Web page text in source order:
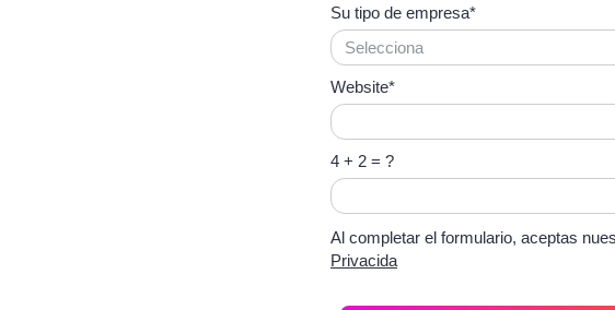
Su tipo de empresa*
Website*
4 + 2 = ?
Al completar el formulario, aceptas
Privacida